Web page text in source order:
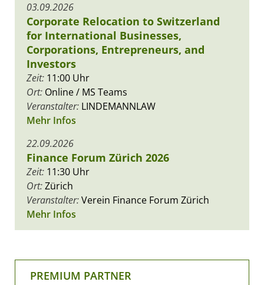
03.09.2026
Corporate Relocation to Switzerland
for International Businesses,
Corporations, Entrepreneurs, and
Investors
Zeit: 11:00 Uhr
Ort: Online / MS Teams
Veranstalter: LINDEMANNLAW
Mehr Infos
22.09.2026
Finance Forum Zürich 2026
Zeit: 11:30 Uhr
Ort:Zürich
Veranstalter:Verein Finance Forum Zürich
Mehr Infos
PREMIUM PARTNER